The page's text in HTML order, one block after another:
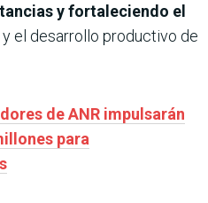
y fortaleciendo el
y el desarrollo productivo de
de ANR impulsarán
para